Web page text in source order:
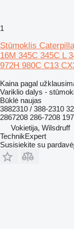
1
Stūmoklis
16M 345C 345C L
972H 980C C13
Kaina pagal
Variklio dalys -
Būklė naujas
3882310 / 388-2310
2867208 286-7208
Vokietija, Wilsdruff
TechnikExpert
Susisiekite su